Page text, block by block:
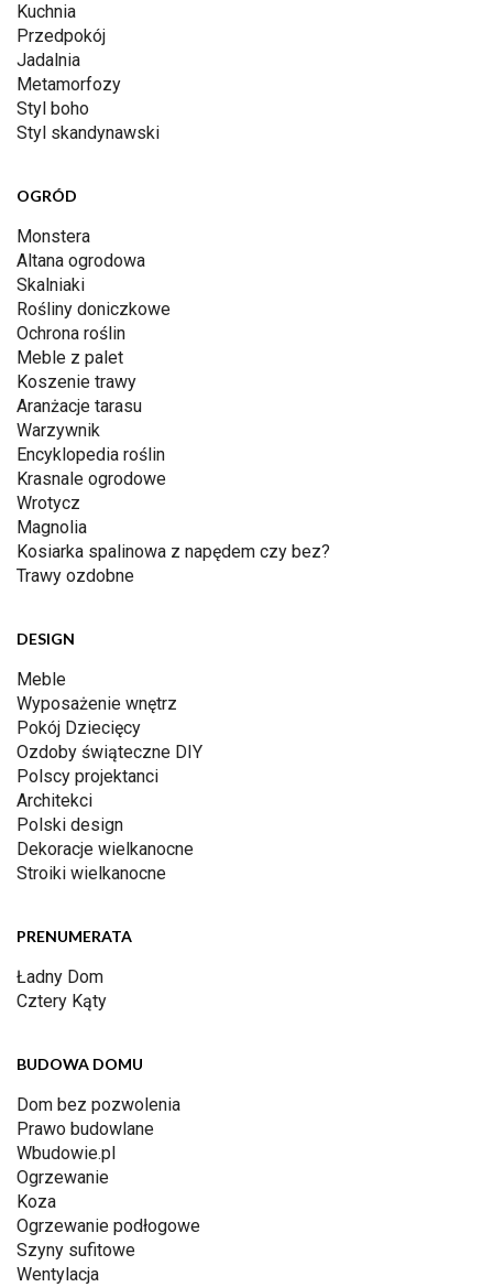
Kuchnia
Przedpokój
Jadalnia
Metamorfozy
Styl boho
Styl skandynawski
OGRÓD
Monstera
Altana ogrodowa
Skalniaki
Rośliny doniczkowe
Ochrona roślin
Meble z palet
Koszenie trawy
Aranżacje tarasu
Warzywnik
Encyklopedia roślin
Krasnale ogrodowe
Wrotycz
Magnolia
Kosiarka spalinowa z napędem czy bez?
Trawy ozdobne
DESIGN
Meble
Wyposażenie wnętrz
Pokój Dziecięcy
Ozdoby świąteczne DIY
Polscy projektanci
Architekci
Polski design
Dekoracje wielkanocne
Stroiki wielkanocne
PRENUMERATA
Ładny Dom
Cztery Kąty
BUDOWA DOMU
Dom bez pozwolenia
Prawo budowlane
Wbudowie.pl
Ogrzewanie
Koza
Ogrzewanie podłogowe
Szyny sufitowe
Wentylacja